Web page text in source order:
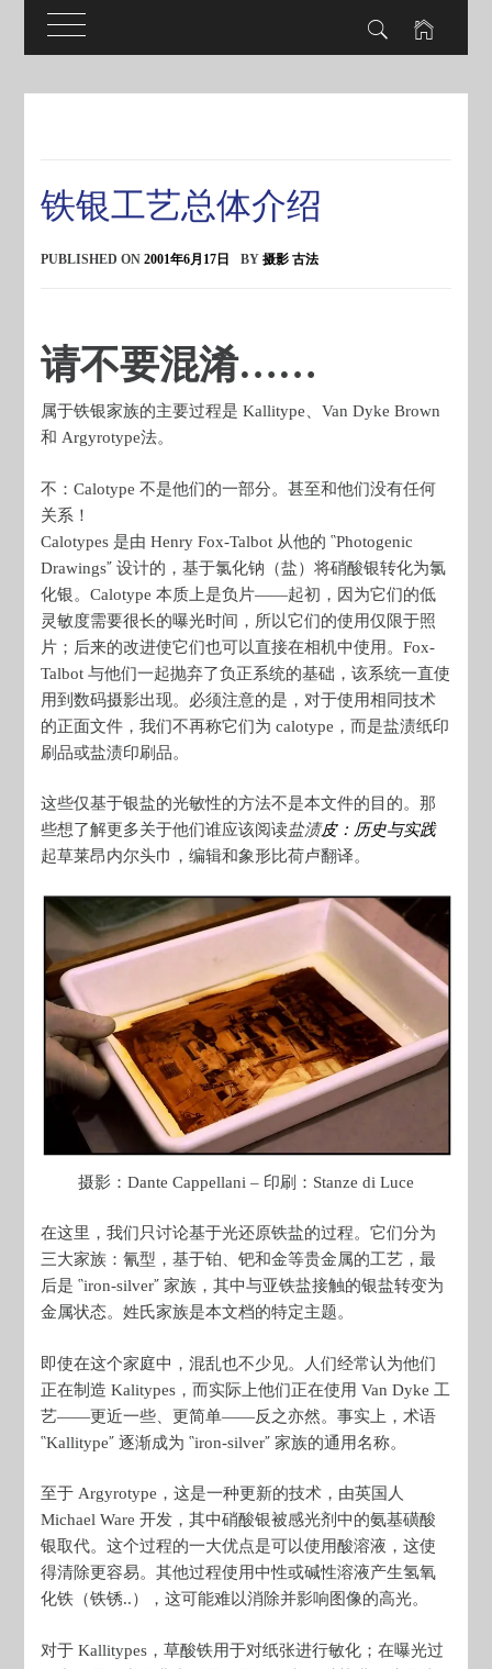
铁银工艺总体介绍
PUBLISHED ON2001年6月17日 BY摄影 古法
请不要混淆……
属于铁银家族的主要过程是 Kallitype、Van Dyke Brown
和 Argyrotype法。
不：Calotype 不是他们的一部分。甚至和他们没有任何
关系！
Calotypes 是由 Henry Fox-Talbot 从他的 ῝Photogenic
Drawings῎ 设计的，基于氯化钠（盐）将硝酸银转化为氯
化银。Calotype 本质上是负片——起初，因为它们的低
灵敏度需要很长的曝光时间，所以它们的使用仅限于照
片；后来的改进使它们也可以直接在相机中使用。Fox-
Talbot 与他们一起抛弃了负正系统的基础，该系统一直使
用到数码摄影出现。必须注意的是，对于使用相同技术
的正面文件，我们不再称它们为 calotype，而是盐渍纸印
刷品或盐渍印刷品。
这些仅基于银盐的光敏性的方法不是本文件的目的。那
些想了解更多关于他们谁应该阅读盐渍皮：历史与实践
起草莱昂内尔头巾，编辑和象形比荷卢翻译。
摄影：Dante Cappellani – 印刷：Stanze di Luce
在这里，我们只讨论基于光还原铁盐的过程。它们分为
三大家族：氰型，基于铂、钯和金等贵金属的工艺，最
后是 ῝iron-silver῎ 家族，其中与亚铁盐接触的银盐转变为
金属状态。姓氏家族是本文档的特定主题。
即使在这个家庭中，混乱也不少见。人们经常认为他们
正在制造 Kalitypes，而实际上他们正在使用 Van Dyke 工
艺——更近一些、更简单——反之亦然。事实上，术语
῝Kallitype῎ 逐渐成为 ῝iron-silver῎ 家族的通用名称。
至于 Argyrotype，这是一种更新的技术，由英国人
Michael Ware 开发，其中硝酸银被感光剂中的氨基磺酸
银取代。这个过程的一大优点是可以使用酸溶液，这使
得清除更容易。其他过程使用中性或碱性溶液产生氢氧
化铁（铁锈..），这可能难以消除并影响图像的高光。
对于 Kallitypes，草酸铁用于对纸张进行敏化；在曝光过